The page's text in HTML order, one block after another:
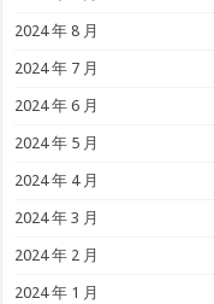
2024 年 8 月
2024 年 7 月
2024 年 6 月
2024 年 5 月
2024 年 4 月
2024 年 3 月
2024 年 2 月
2024 年 1 月